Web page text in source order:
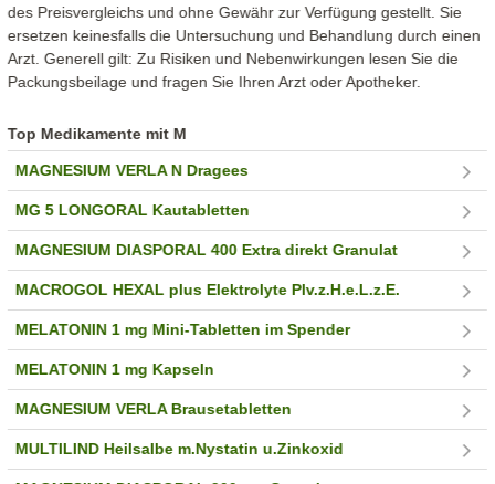
des Preisvergleichs und ohne Gewähr zur Verfügung gestellt. Sie
ersetzen keinesfalls die Untersuchung und Behandlung durch einen
Arzt. Generell gilt: Zu Risiken und Nebenwirkungen lesen Sie die
Packungsbeilage und fragen Sie Ihren Arzt oder Apotheker.
Top Medikamente mit M
MAGNESIUM VERLA N Dragees
MG 5 LONGORAL Kautabletten
MAGNESIUM DIASPORAL 400 Extra direkt Granulat
MACROGOL HEXAL plus Elektrolyte Plv.z.H.e.L.z.E.
MELATONIN 1 mg Mini-Tabletten im Spender
MELATONIN 1 mg Kapseln
MAGNESIUM VERLA Brausetabletten
MULTILIND Heilsalbe m.Nystatin u.Zinkoxid